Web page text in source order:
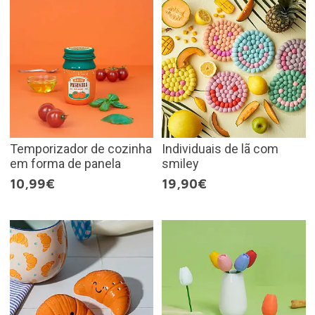
Temporizador de cozinha
em forma de panela
10,99€
Individuais de lã com
smiley
19,90€